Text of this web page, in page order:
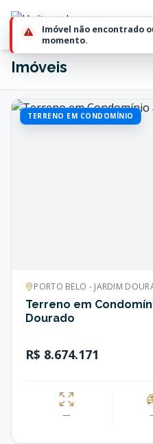
Imóvel não encontrado
momento.
Imóveis
TERRENO EM CONDOMÍNIO
PORTO BELO - JARDIM
Terreno em
Dourado
R$ 8.674.171
—